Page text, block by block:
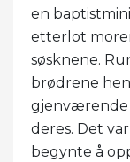
en
etterlot
søsknene.
brødrene
gjenværende
deres. Det
begynte å